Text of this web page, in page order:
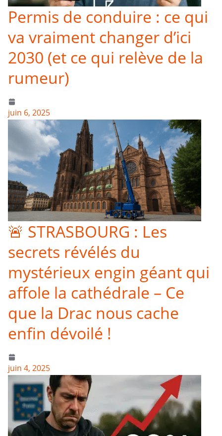
Permis de conduire : ce qui
va vraiment changer d’ici
2030 (et ce qui relève de la
rumeur)
juin 6, 2025
🚨 STRASBOURG : Les
secrets révélés du
mystérieux engin géant qui
affole la cathédrale – Ce
que la Drac nous cache
enfin dévoilé !
juin 4, 2025